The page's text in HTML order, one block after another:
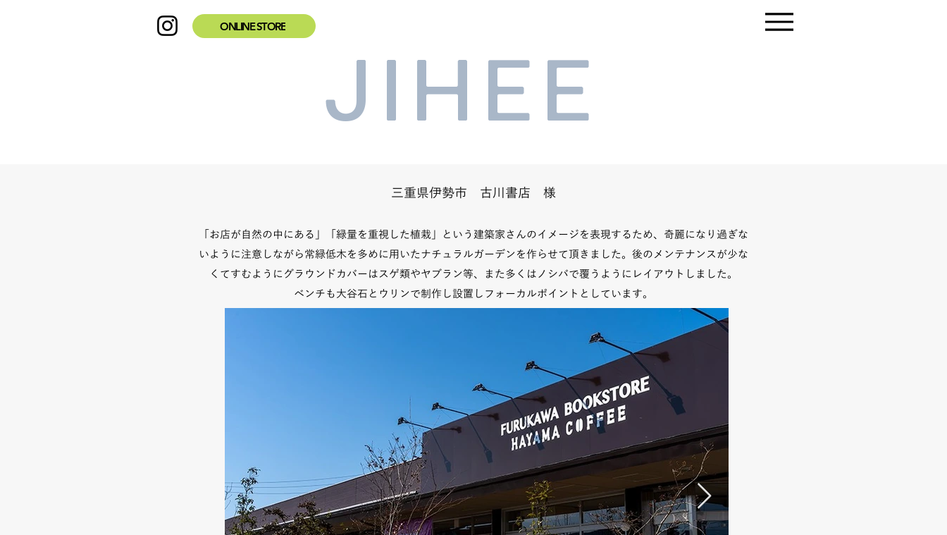
ONLINE STORE
JIHEE
三重県伊勢市 古川書店 様
「お店が自然の中にある」「緑量を重視した植栽」という建築家さんのイメージを表現するため、奇麗になり過ぎな
いように注意しながら常緑低木を多めに用いたナチュラルガーデンを作らせて頂きました。後のメンテナンスが少な
くてすむようにグラウンドカバーはスゲ類やヤブラン等、また多くはノシバで覆うようにレイアウトしました。
​ベンチも大谷石とウリンで制作し設置しフォーカルポイントとしています。